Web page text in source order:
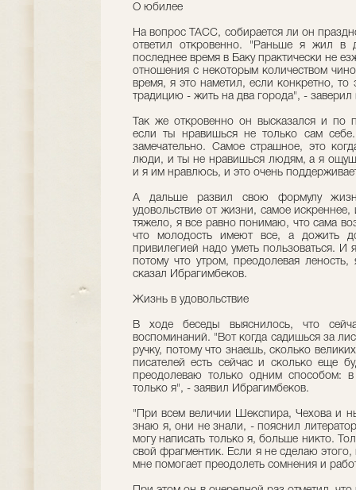
О юбилее
На вопрос ТАСС, собирается ли он
ответил откровенно. "Раньше я жил
последнее время в Баку практически не
отношения с некоторым количеством
время, я это наметил, если конкретно, то
традицию - жить на два города", -
Так же откровенно он высказался и по
если ты нравишься не только сам
замечательно. Самое страшное, это
люди, и ты не нравишься людям, а я
и я им нравлюсь, и это очень
А дальше развил свою формулу
удовольствие от жизни, самое
тяжело, я все равно понимаю, что сама
что молодость имеют все, а дожить
привилегией надо уметь пользоваться. И
потому что утром, преодолевая
сказал Ибрагимбеков.
Жизнь в удовольствие
В ходе беседы выяснилось, что
воспоминаний. "Вот когда садишься за
ручку, потому что знаешь, сколько
писателей есть сейчас и сколько еще
преодолеваю только одним способом:
только я", - заявил Ибрагимбеков.
"При всем величии Шекспира, Чехова и
знаю я, они не знали, - пояснил
могу написать только я, больше никто.
свой фрагментик. Если я не сделаю этого,
мне помогает преодолеть сомнения и